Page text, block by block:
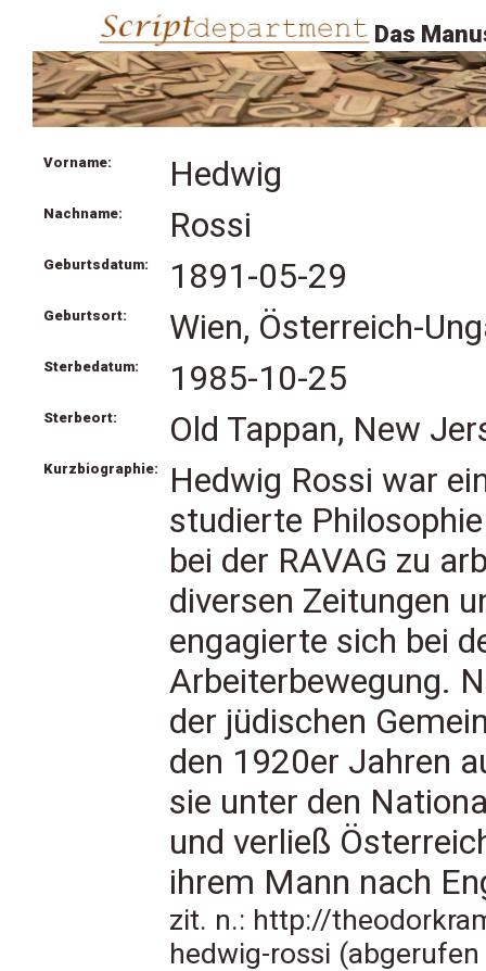
Das
Vorname: Hedwig
Nachname: Rossi
Geburtsdatum: 1891-05-29
Geburtsort: Wien, Österreich-
Sterbedatum: 1985-10-25
Sterbeort: Old Tappan, New
Kurzbiographie:
Hedwig Rossi war
studierte
bei der RAVAG zu
diversen Zeitungen
engagierte sich bei
Arbeiterbewegung.
der jüdischen
den 1920er Jahren
sie unter den
und verließ
ihrem Mann nach
zit. n.: http://
hedwig-rossi